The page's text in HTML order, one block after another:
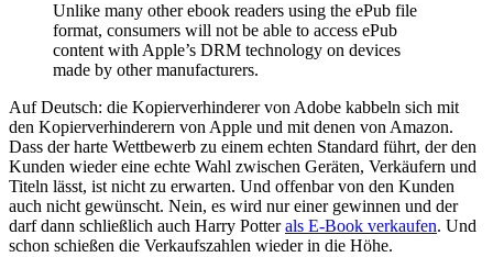
Unlike many other ebook readers using the ePub file
format, consumers will not be able to access ePub
content with Apple’s DRM technology on devices
made by other manufacturers.
Auf Deutsch: die Kopierverhinderer von Adobe kabbeln sich mit
den Kopierverhinderern von Apple und mit denen von Amazon.
Dass der harte Wettbewerb zu einem echten Standard führt, der den
Kunden wieder eine echte Wahl zwischen Geräten, Verkäufern und
Titeln lässt, ist nicht zu erwarten. Und offenbar von den Kunden
auch nicht gewünscht. Nein, es wird nur einer gewinnen und der
darf dann schließlich auch Harry Potterals E-Book verkaufen. Und
schon schießen die Verkaufszahlen wieder in die Höhe.